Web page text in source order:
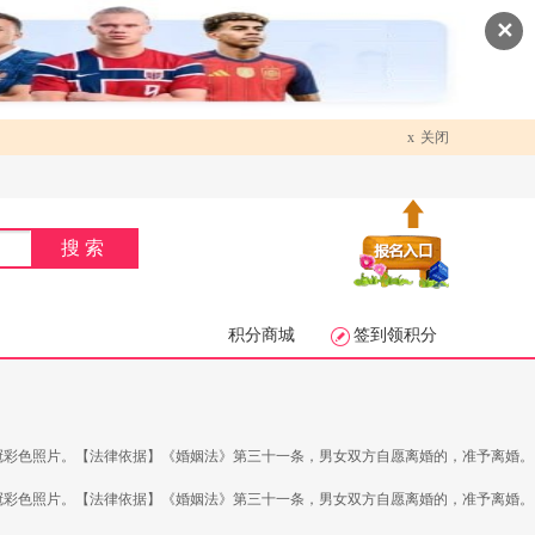
✕
x 关闭
搜索
积分商城 签到领积分
照片。【法律依据】《婚姻法》第三十一条，男女双方自愿离婚的，准予离婚。
照片。【法律依据】《婚姻法》第三十一条，男女双方自愿离婚的，准予离婚。